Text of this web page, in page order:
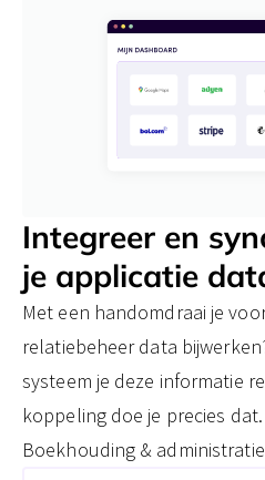
Integreer en
je applicatie
Met een handomdraai je
relatiebeheer data
systeem je deze informatie
koppeling doe je precies
Boekhouding &